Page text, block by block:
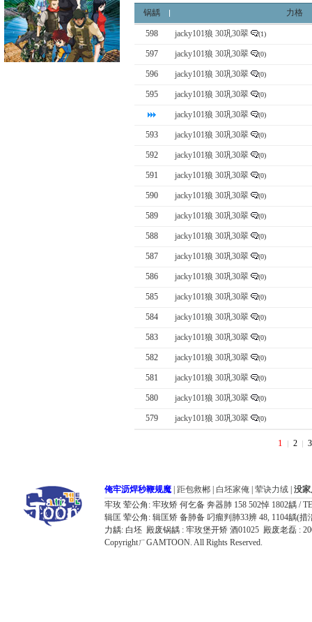
锅龋 力格
598 jacky101狼 30巩30翠 (1)
597 jacky101狼 30巩30翠 (0)
596 jacky101狼 30巩30翠 (0)
595 jacky101狼 30巩30翠 (0)
jacky101狼 30巩30翠 (0)
593 jacky101狼 30巩30翠 (0)
592 jacky101狼 30巩30翠 (0)
591 jacky101狼 30巩30翠 (0)
590 jacky101狼 30巩30翠 (0)
589 jacky101狼 30巩30翠 (0)
588 jacky101狼 30巩30翠 (0)
587 jacky101狼 30巩30翠 (0)
586 jacky101狼 30巩30翠 (0)
585 jacky101狼 30巩30翠 (0)
584 jacky101狼 30巩30翠 (0)
583 jacky101狼 30巩30翠 (0)
582 jacky101狼 30巩30翠 (0)
581 jacky101狼 30巩30翠 (0)
580 jacky101狼 30巩30翠 (0)
579 jacky101狼 30巩30翠 (0)
1 2 3
俺牢沥焊秒鞭规魔| 距包救郴 白坯家俺 荤诀力绒 没
牢玫 荤公角: 牢玫矫 何乞备 奔器肺 158 502悼 1802龋 /
辑匡 荤公角: 辑匡矫 备肺备 叼瘤判肺33辨 48, 1104龋(措
力龋: 白坯 殿废锅龋 : 牢玫堡开矫 酒01025 殿废老磊 :
CopyrightㄏGAMTOON. All Rights Reserved.